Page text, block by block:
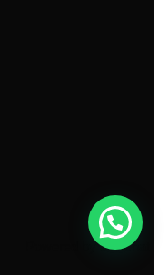
Powered byJoinchat